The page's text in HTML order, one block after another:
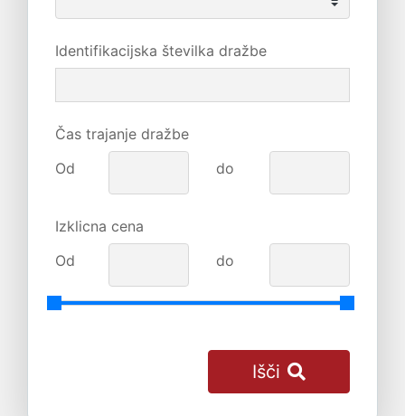
Identifikacijska številka dražbe
Čas trajanje dražbe
Od
do
Izklicna cena
Od
do
Išči